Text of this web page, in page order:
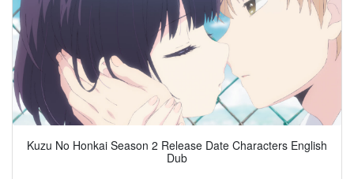
Kuzu No Honkai Season 2 Release Date Characters English
Dub